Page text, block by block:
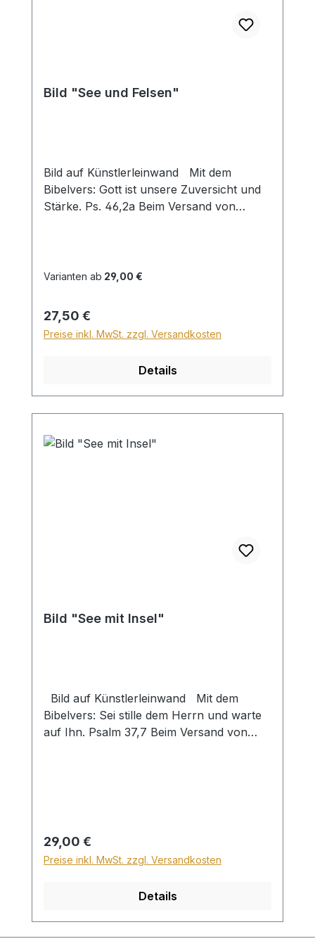
Bild "See und Felsen"
Bild auf Künstlerleinwand Mit dem
Bibelvers: Gott ist unsere Zuversicht und
Stärke. Ps. 46,2a Beim Versand von
Sperrgut in Höhe von 28,99€ berechnet.
Sperrgutzuschlag 30€.
Varianten ab 29,00 €
Regulärer Preis:
27,50 €
Preise inkl. MwSt. zzgl. Versandkosten
Details
Bild "See mit Insel"
Bild auf Künstlerleinwand Mit dem
Bibelvers: Sei stille dem Herrn und warte
auf Ihn. Psalm 37,7 Beim Versand von
Sperrgutzuschlag 30€.
Regulärer Preis:
29,00 €
Preise inkl. MwSt. zzgl. Versandkosten
Details